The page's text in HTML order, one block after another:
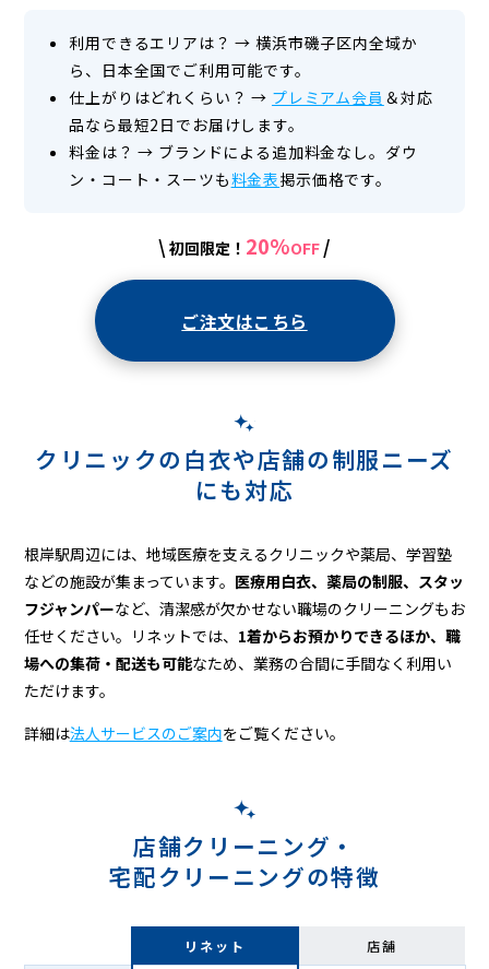
利用できるエリアは？ →横浜市磯子区内全域か
ら、日本全国でご利用可能です。
仕上がりはどれくらい？ → プレミアム会員 ＆対応
品なら最短2日でお届けします。
料金は？ → ブランドによる追加料金なし。ダウ
ン・コート・スーツも料金表掲示価格です。
\ 初回限定！ 20%OFF /
ご注文はこちら
クリニックの白衣や店舗の制服ニーズ
にも対応
根岸駅周辺には、地域医療を支えるクリニックや薬局、学習塾
などの施設が集まっています。 医療用白衣、薬局の制服、スタッ
フジャンパーなど、清潔感が欠かせない職場のクリーニングもお
任せください。リネットでは、 1着からお預かりできるほか、職
場への集荷・配送も可能なため、業務の合間に手間なく利用い
ただけます。
詳細は法人サービスのご案内をご覧ください。
店舗クリーニング・
宅配クリーニングの特徴
リネット 店舗